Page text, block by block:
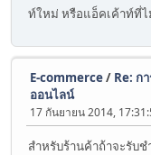
ท์ใหม่ หรือแอ็คเค้าท์ที่
E-commerce/ Re: ก
ออนไลน์
17 กันยายน 2014,
สำหรับร้านค้าถ้าจะรับ